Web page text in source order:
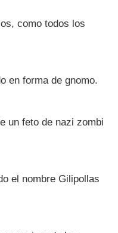
como todos los
en forma de gnomo.
un feto de nazi zombi
el nombre Gilipollas